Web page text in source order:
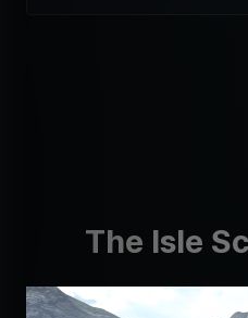
The Isle